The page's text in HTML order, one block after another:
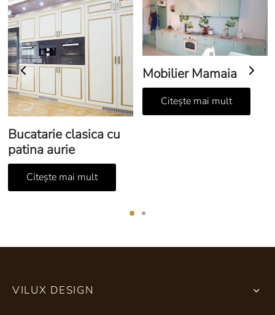
Bucatarie clasica cu
patina aurie
Citește mai mult
Mobilier Mamaia
Citește mai mult
VILUX DESIGN